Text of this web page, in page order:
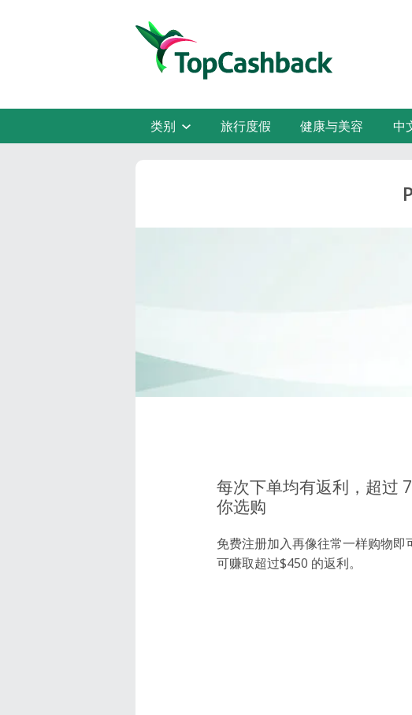
类别 旅行度假 健康与美容 中
每次下单均有返利，超过
你选购
免费注册加入再像往常一样购物即
可赚取超过$450 的返利。